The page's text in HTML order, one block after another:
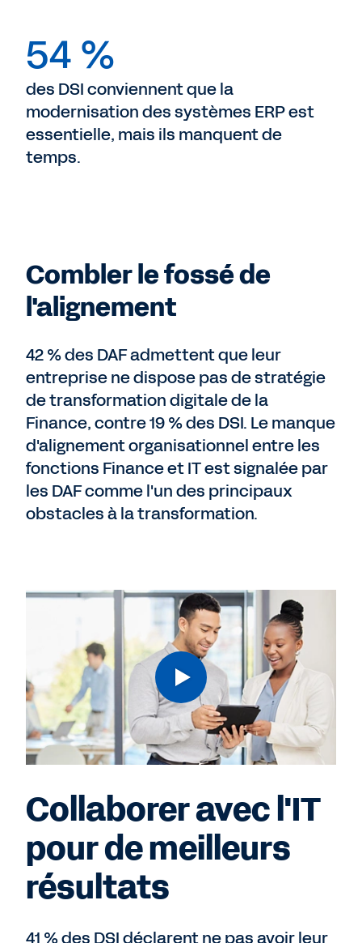
54 %
des DSI conviennent que la
modernisation des systèmes ERP est
essentielle, mais ils manquent de
temps.
Combler le fossé de
l'alignement
42 % des DAF admettent que leur
entreprise ne dispose pas de stratégie
de transformation digitale de la
Finance, contre 19 % des DSI. Le manque
d'alignement organisationnel entre les
fonctions Finance et IT est signalée par
les DAF comme l'un des principaux
obstacles à la transformation.
Collaborer avec l'IT
pour de meilleurs
résultats
41 % des DSI déclarent ne pas avoir leur